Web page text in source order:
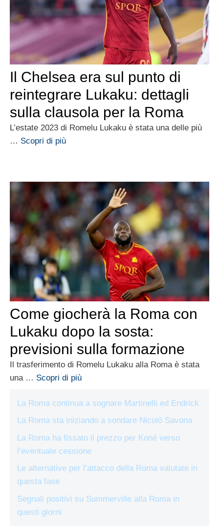
Il Chelsea era sul punto di
reintegrare Lukaku: dettagli
sulla clausola per la Roma
L’estate 2023 di Romelu Lukaku è stata una delle più
… Scopri di più
Come giocherà la Roma con
Lukaku dopo la sosta:
previsioni sulla formazione
Il trasferimento di Romelu Lukaku alla Roma è stata
una … Scopri di più
La Roma continua a sognare Martinelli ed Endrick
La Roma sta iniziando a sondare Nicolò Savona
La Roma ha fissato il prezzo per Koné verso
l’eventuale cessione
Le alternative per l’attacco della Roma valutate in
questa fase
Segnali positivi su Summerville alla Roma in
questi giorni